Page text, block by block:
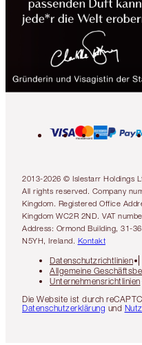
2013-2026 © Islestarr Holdings
All rights reserved. Company
Kingdom. Registered Office
Kingdom WC2R 2ND. VAT
Address: Ormond Building, 31-
N5YH, Ireland. Kontakt
Datenschutzrichtlinien
Allgemeine
Unternehmensrichtlinien
Die Website ist durch
Datenschutzerklärung und